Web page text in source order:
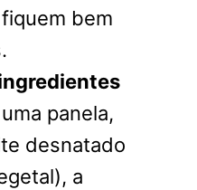
bem
panela,
desnatado
a